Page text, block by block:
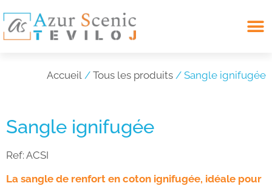
Accueil / Tous les produits / Sangle ignifugée
Sangle ignifugée
Ref: ACSI
La sangle de renfort en coton ignifugée, idéale pour